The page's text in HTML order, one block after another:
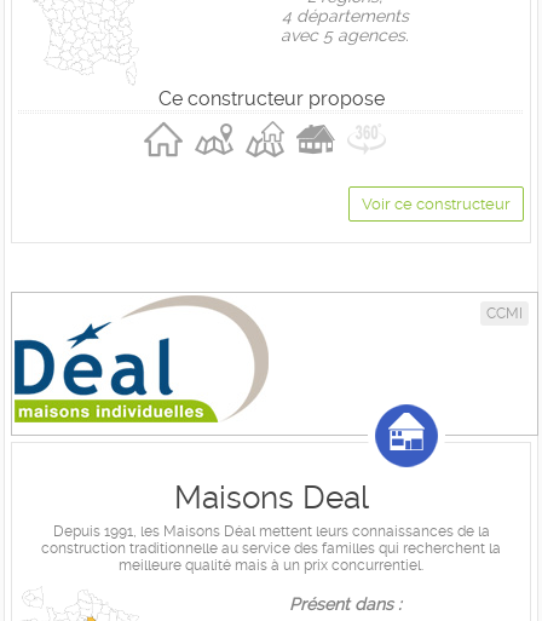
4 départements
avec 5 agences.
Ce constructeur propose
Voir ce constructeur
CCMI
Maisons Deal
Depuis 1991, les Maisons Déal mettent leurs connaissances de la
construction traditionnelle au service des familles qui recherchent la
meilleure qualité mais à un prix concurrentiel.
Présent dans :